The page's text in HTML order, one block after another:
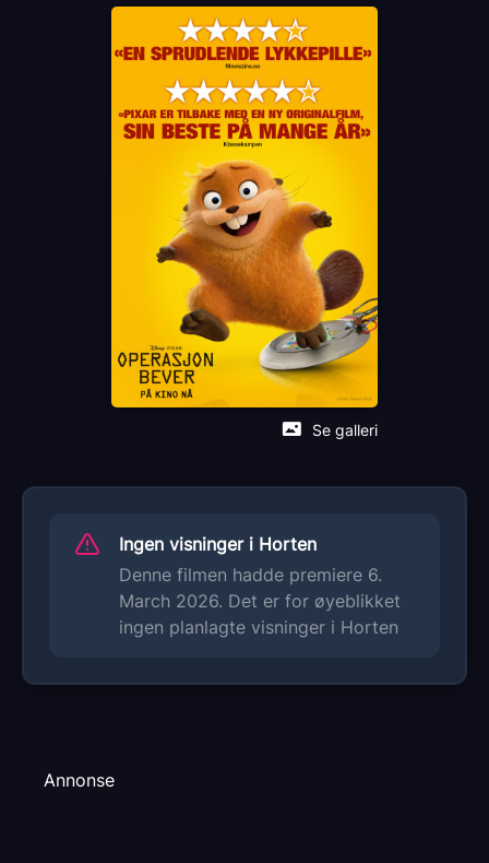
Se galleri
Øyvind B. Lyse
Albertine Lundgren
Samsaya Sampda Sharma
Elli Müller Osborne
Espen Beranek Holm
Olli Wermskog
Anette Lauenborg Waaler
Emilie Christensen
Christin Borge
Frank Ole Sætrang
Maren Hallberg Solhaug
Adela Cudjoe
Animation
The Walt Disney Company Nordic
Ingen visninger i Horten
Denne filmen hadde premiere 6.
March 2026. Det er for øyeblikket
ingen planlagte visninger i Horten
Annonse